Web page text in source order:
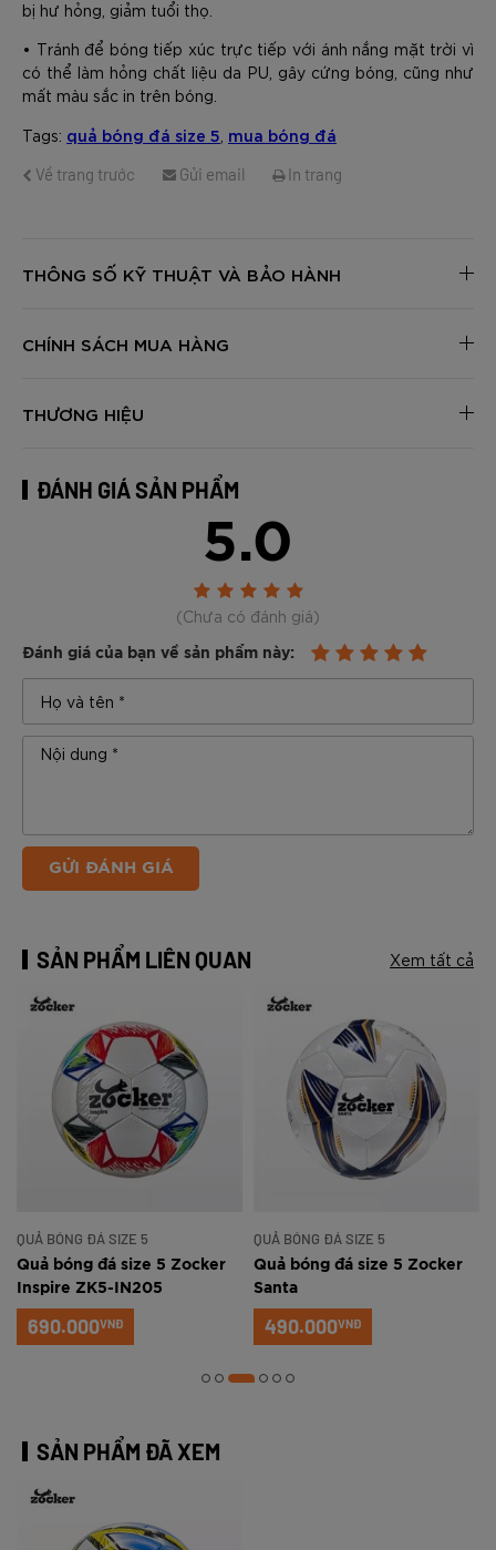
bị hư hỏng, giảm tuổi thọ.
• Tránh để bóng tiếp xúc trực tiếp với ánh nắng mặt trời vì
có thể làm hỏng chất liệu da PU, gây cứng bóng, cũng như
mất màu sắc in trên bóng.
Tags: quả bóng đá size 5 mua bóng đá
Về trang trước Gửi email In trang
THÔNG SỐ KỸ THUẬT VÀ BẢO HÀNH
CHÍNH SÁCH MUA HÀNG
THƯƠNG HIỆU
ĐÁNH GIÁ SẢN PHẨM
5.0
(Chưa có đánh giá)
Đánh giá của bạn về sản phẩm này:
GỬI ĐÁNH GIÁ
SẢN PHẨM LIÊN QUAN Xem tất cả
QUẢ BÓNG ĐÁ SIZE 5
Quả bóng đá size 5 Zocker
Inspire ZK5-IN205
690.000VNĐ
QUẢ BÓNG ĐÁ SIZE 5
Quả bóng đá size 5 Zocker
Santa
490.000VNĐ
SẢN PHẨM ĐÃ XEM